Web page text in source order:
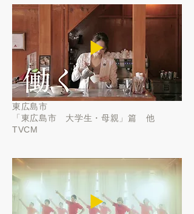
▶️
東広島市
「 東広島市 大学生・母親」篇 他
TVCM
▶️